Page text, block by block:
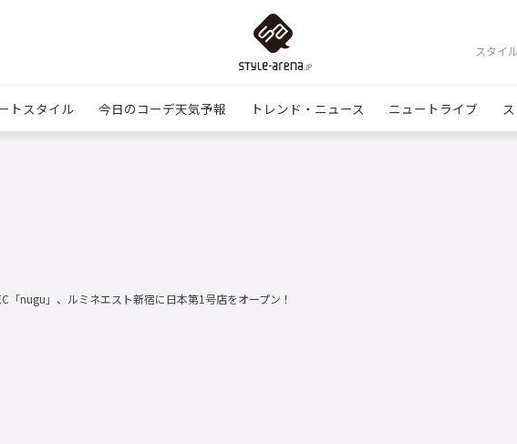
スタイ
トスタイル 今日のコーデ天気予報 トレンド・ニュース ニュートライブ
「nugu」、ルミネエスト新宿に日本第1号店をオープン！